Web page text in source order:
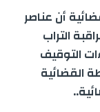
m
e
أن عناصر
التراب
التوقيف
القضائية